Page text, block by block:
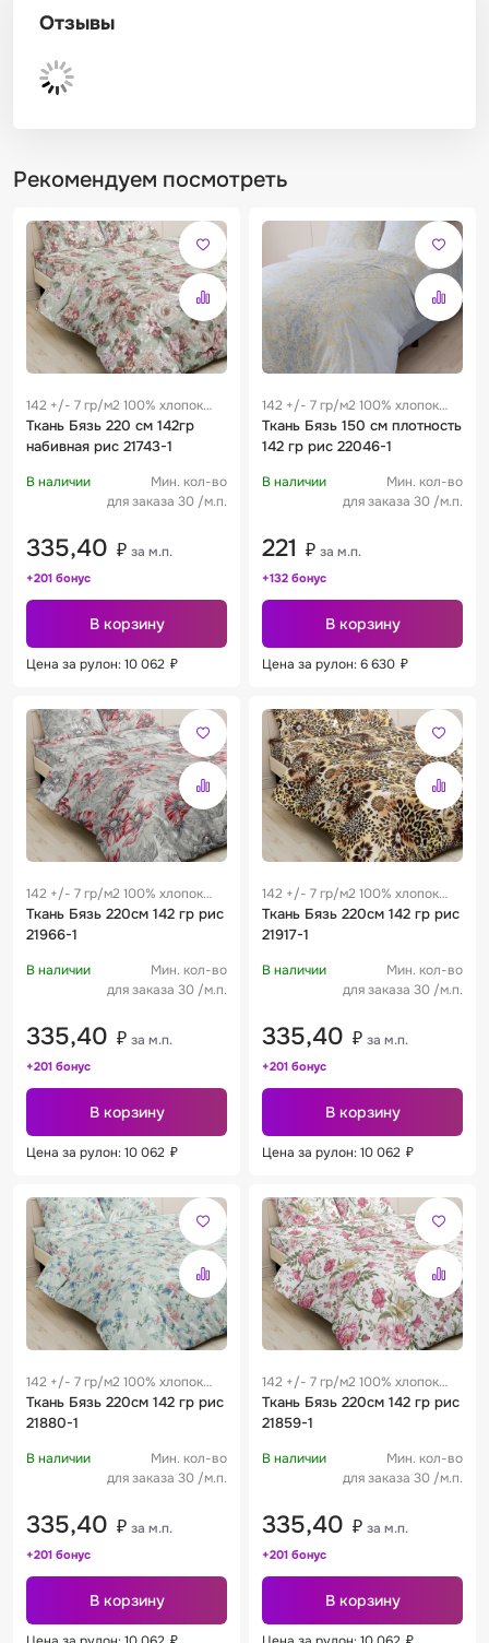
Отзывы
Рекомендуем посмотреть
142 +/- 7 гр/м2 100% хлопок
0.29 м
Ткань Бязь 220 см 142гр
набивная рис 21743-1
В наличии
Мин. кол-во
для заказа 30 /м.п.
335,40 ₽ за м.п.
+201 бонус
В корзину
Цена за рулон: 10 062 ₽
142 +/- 7 гр/м2 100% хлопок
0.29 м
Ткань Бязь 150 см плотность
142 гр рис 22046-1
В наличии
Мин. кол-во
для заказа 30 /м.п.
221 ₽ за м.п.
+132 бонус
В корзину
Цена за рулон: 6 630 ₽
142 +/- 7 гр/м2 100% хлопок
0.29 м
Ткань Бязь 220см 142 гр рис
21966-1
В наличии
Мин. кол-во
для заказа 30 /м.п.
335,40 ₽ за м.п.
+201 бонус
В корзину
Цена за рулон: 10 062 ₽
142 +/- 7 гр/м2 100% хлопок
0.29 м
Ткань Бязь 220см 142 гр рис
21917-1
В наличии
Мин. кол-во
для заказа 30 /м.п.
335,40 ₽ за м.п.
+201 бонус
В корзину
Цена за рулон: 10 062 ₽
142 +/- 7 гр/м2 100% хлопок
0.29 м
Ткань Бязь 220см 142 гр рис
21880-1
В наличии
Мин. кол-во
для заказа 30 /м.п.
335,40 ₽ за м.п.
+201 бонус
В корзину
142 +/- 7 гр/м2 100% хлопок
0.29 м
Ткань Бязь 220см 142 гр рис
21859-1
В наличии
Мин. кол-во
для заказа 30 /м.п.
335,40 ₽ за м.п.
+201 бонус
В корзину